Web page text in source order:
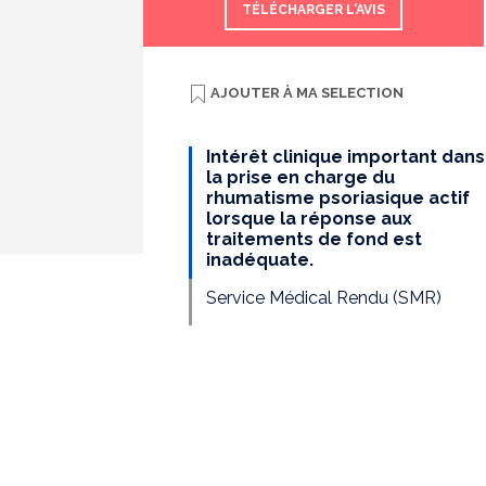
TÉLÉCHARGER L'AVIS
AJOUTER À MA SELECTION
Intérêt clinique important dans
la prise en charge du
rhumatisme psoriasique actif
lorsque la réponse aux
traitements de fond est
inadéquate.
Service Médical Rendu (SMR)